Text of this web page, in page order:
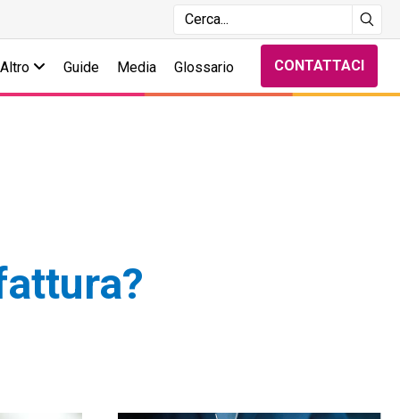
Altro Guide Media Glossario CONTATTACI